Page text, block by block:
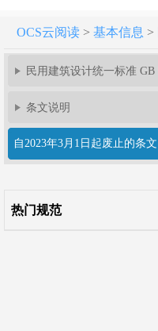
OCS云阅读> 基本信息 >
条文说明
自2023年3月1日起废止的条文
热门规范